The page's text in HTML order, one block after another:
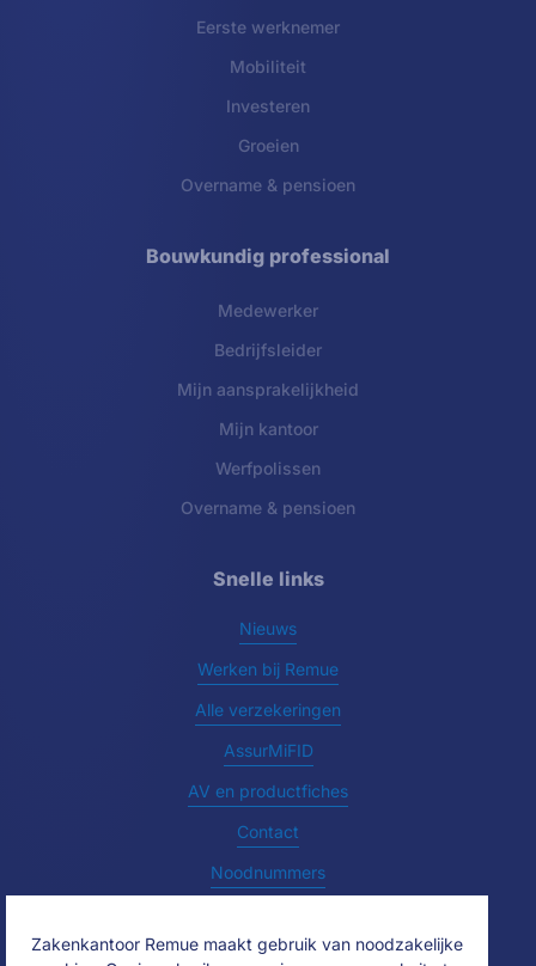
Eerste werknemer
Mobiliteit
Investeren
Groeien
Overname & pensioen
Bouwkundig professional
Medewerker
Bedrijfsleider
Mijn aansprakelijkheid
Mijn kantoor
Werfpolissen
Overname & pensioen
Snelle links
Nieuws
Werken bij Remue
Alle verzekeringen
AssurMiFID
AV en productfiches
Contact
Noodnummers
Zakenkantoor Remue maakt gebruik van noodzakelijke